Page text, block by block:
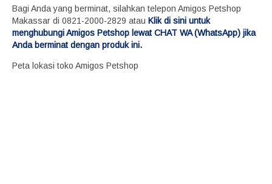
Bagi Anda yang berminat, silahkan telepon Amigos Petshop
Makassar di 0821-2000-2829 atau Klik di sini untuk
menghubungi Amigos Petshop lewat CHAT WA (WhatsApp) jika
Anda berminat dengan produk ini.
Peta lokasi toko Amigos Petshop